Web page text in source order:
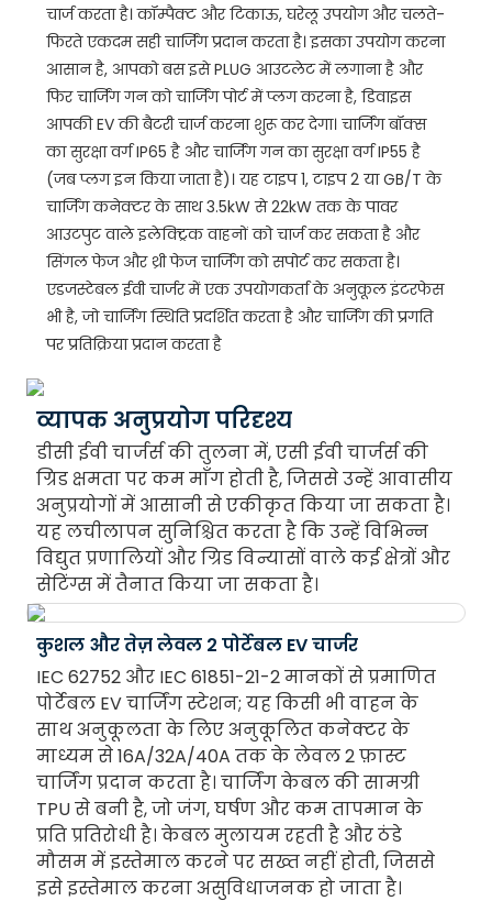
चार्ज करता है। कॉम्पैक्ट और टिकाऊ, घरेलू उपयोग और चलते-
फिरते एकदम सही चार्जिंग प्रदान करता है। इसका उपयोग करना
आसान है, आपको बस इसे PLUG आउटलेट में लगाना है और
फिर चार्जिंग गन को चार्जिंग पोर्ट में प्लग करना है, डिवाइस
आपकी EV की बैटरी चार्ज करना शुरू कर देगा। चार्जिंग बॉक्स
का सुरक्षा वर्ग IP65 है और चार्जिंग गन का सुरक्षा वर्ग IP55 है
(जब प्लग इन किया जाता है)। यह टाइप 1, टाइप 2 या GB/T के
चार्जिंग कनेक्टर के साथ 3.5kW से 22kW तक के पावर
आउटपुट वाले इलेक्ट्रिक वाहनों को चार्ज कर सकता है और
सिंगल फेज और थ्री फेज चार्जिंग को सपोर्ट कर सकता है।
एडजस्टेबल ईवी चार्जर में एक उपयोगकर्ता के अनुकूल इंटरफेस
भी है, जो चार्जिंग स्थिति प्रदर्शित करता है और चार्जिंग की प्रगति
पर प्रतिक्रिया प्रदान करता है
व्यापक अनुप्रयोग परिदृश्य
डीसी ईवी चार्जर्स की तुलना में, एसी ईवी चार्जर्स की
ग्रिड क्षमता पर कम माँग होती है, जिससे उन्हें आवासीय
अनुप्रयोगों में आसानी से एकीकृत किया जा सकता है।
यह लचीलापन सुनिश्चित करता है कि उन्हें विभिन्न
विद्युत प्रणालियों और ग्रिड विन्यासों वाले कई क्षेत्रों और
सेटिंग्स में तैनात किया जा सकता है।
कुशल और तेज़ लेवल 2 पोर्टेबल EV चार्जर
IEC 62752 और IEC 61851-21-2 मानकों से प्रमाणित
पोर्टेबल EV चार्जिंग स्टेशन; यह किसी भी वाहन के
साथ अनुकूलता के लिए अनुकूलित कनेक्टर के
माध्यम से 16A/32A/40A तक के लेवल 2 फ़ास्ट
चार्जिंग प्रदान करता है। चार्जिंग केबल की सामग्री
TPU से बनी है, जो जंग, घर्षण और कम तापमान के
प्रति प्रतिरोधी है। केबल मुलायम रहती है और ठंडे
मौसम में इस्तेमाल करने पर सख्त नहीं होती, जिससे
इसे इस्तेमाल करना असुविधाजनक हो जाता है।